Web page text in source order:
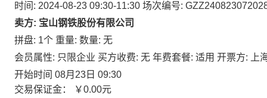
时间: 2024-08-23 09:30-11:30 场次编号:
卖方: 宝山钢铁股份有限公司
拼盘: 1个 重量: 数量: 无
会员属性: 只限企业 买方收费: 无 年费套餐: 适用 开票方: 上
开始时间 08月23日 09:30
交易保证金：
￥0.00元